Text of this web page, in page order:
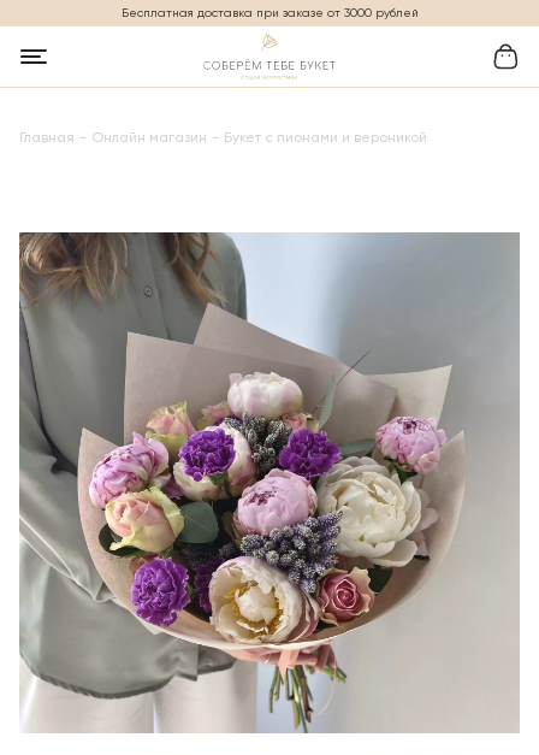
Бесплатная доставка при заказе от 3000 рублей
Главная Онлайн магазин Букет с пионами и вероникой